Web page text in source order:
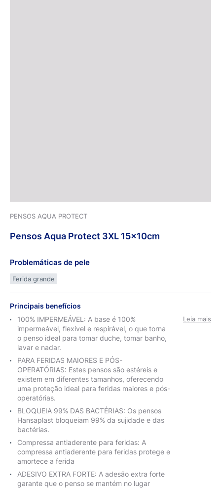
PENSOS AQUA PROTECT
Pensos Aqua Protect 3XL 15x10cm
Problemáticas de pele
Ferida grande
Principais benefícios
100% IMPERMEÁVEL: A base é 100%
impermeável, flexível e respirável, o que torna
o penso ideal para tomar duche, tomar banho,
lavar e nadar.
PARA FERIDAS MAIORES E PÓS-
OPERATÓRIAS: Estes pensos são estéreis e
existem em diferentes tamanhos, oferecendo
uma proteção ideal para feridas maiores e pós-
operatórias.
BLOQUEIA 99% DAS BACTÉRIAS: Os pensos
Hansaplast bloqueiam 99% da sujidade e das
bactérias.
Compressa antiaderente para feridas: A
compressa antiaderente para feridas protege e
amortece a ferida
ADESIVO EXTRA FORTE: A adesão extra forte
garante que o penso se mantém no lugar
Leia mais